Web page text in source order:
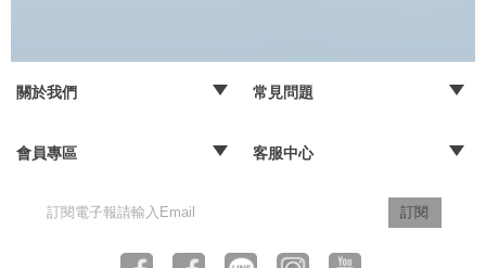
關於我們 常見問題
會員專區
客服中心
訂閱